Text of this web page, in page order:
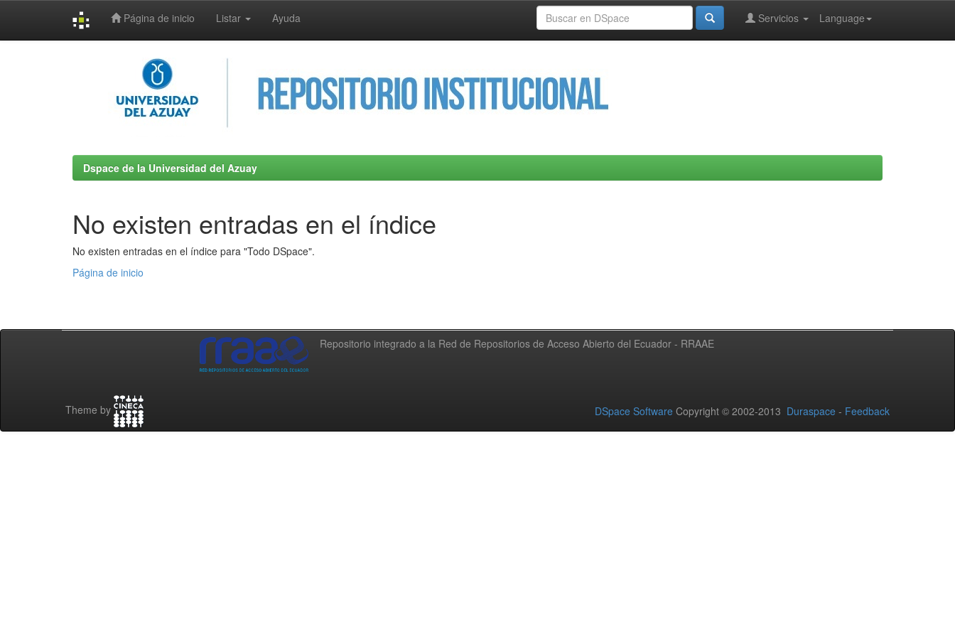
Página de inicio Listar Ayuda Language
Servicios
Dspace de la Universidad del Azuay
No existen entradas en el índice
No existen entradas en el índice para "Todo DSpace".
Página de inicio
Repositorio integrado a la Red de Repositorios de Acceso Abierto del Ecuador - RRAAE
Theme by DSpace Software Copyright © 2002-2013 Duraspace - Feedback